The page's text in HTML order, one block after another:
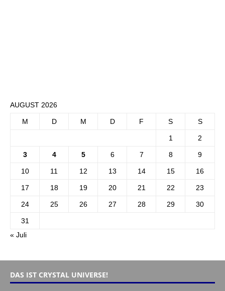
AUGUST 2026
M D M D F S S
1 2
3 4 5 6 7 8 9
10 11 12 13 14 15 16
17 18 19 20 21 22 23
24 25 26 27 28 29 30
31
« Juli
DAS IST CRYSTAL UNIVERSE!